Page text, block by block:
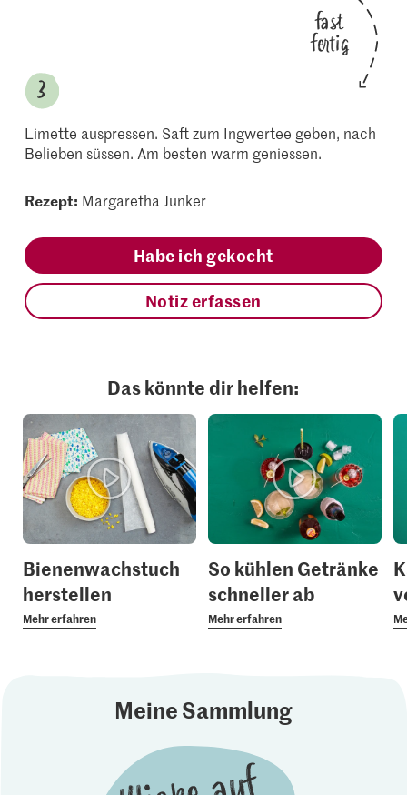
fast
fertig
Limette auspressen. Saft zum Ingwertee geben, nach
Belieben süssen. Am besten warm geniessen.
Rezept: Margaretha Junker
Habe ich gekocht
Notiz erfassen
Das könnte dir helfen:
Bienenwachstuch
herstellen
Mehr erfahren
So kühlen Getränke
schneller ab
Mehr erfahren
Meine Sammlung